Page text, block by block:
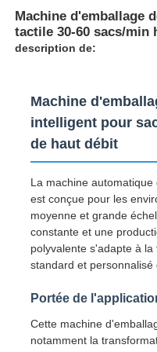
Aperçu
Produits
Visite d'usine
Machine d'emballage
tactile 30-60 sacs/min
description de:
Machine
intelligent pour
de haut débit
La machine
est conçue pour les
moyenne et grande
constante et une
polyvalente s'adapte à
standard et personnalisé
Portée de
Cette machine
notamment la